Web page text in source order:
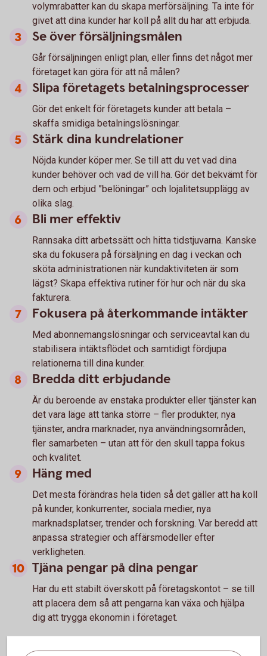
volymrabatter kan du skapa merförsäljning. Ta inte för
givet att dina kunder har koll på allt du har att erbjuda.
Se över försäljningsmålen
Går försäljningen enligt plan, eller finns det något mer
företaget kan göra för att nå målen?
Slipa företagets betalningsprocesser
Gör det enkelt för företagets kunder att betala –
skaffa smidiga betalningslösningar.
Stärk dina kundrelationer
Nöjda kunder köper mer. Se till att du vet vad dina
kunder behöver och vad de vill ha. Gör det bekvämt för
dem och erbjud ”belöningar” och lojalitetsupplägg av
olika slag.
Bli mer effektiv
Rannsaka ditt arbetssätt och hitta tidstjuvarna. Kanske
ska du fokusera på försäljning en dag i veckan och
sköta administrationen när kundaktiviteten är som
lägst? Skapa effektiva rutiner för hur och när du ska
fakturera.
Fokusera på återkommande intäkter
Med abonnemangslösningar och serviceavtal kan du
stabilisera intäktsflödet och samtidigt fördjupa
relationerna till dina kunder.
Bredda ditt erbjudande
Är du beroende av enstaka produkter eller tjänster kan
det vara läge att tänka större – fler produkter, nya
tjänster, andra marknader, nya användningsområden,
fler samarbeten – utan att för den skull tappa fokus
och kvalitet.
Häng med
Det mesta förändras hela tiden så det gäller att ha koll
på kunder, konkurrenter, sociala medier, nya
marknadsplatser, trender och forskning. Var beredd att
anpassa strategier och affärsmodeller efter
verkligheten.
Tjäna pengar på dina pengar
Har du ett stabilt överskott på företagskontot – se till
att placera dem så att pengarna kan växa och hjälpa
dig att trygga ekonomin i företaget.